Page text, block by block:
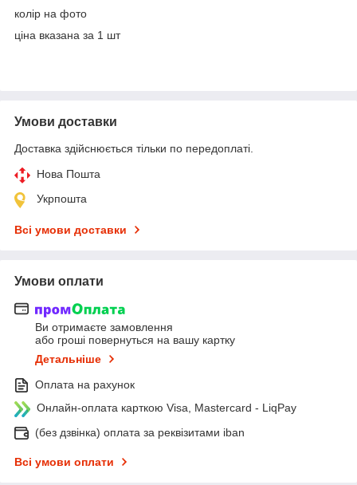
колір на фото
ціна вказана за 1 шт
Умови доставки
Доставка здійснюється тільки по передоплаті.
Нова Пошта
Укрпошта
Всі умови доставки
Умови оплати
Ви отримаєте замовлення
або гроші повернуться на вашу картку
Детальніше
Оплата на рахунок
Онлайн-оплата карткою Visa, Mastercard - LiqPay
(без дзвінка) оплата за реквізитами iban
Всі умови оплати